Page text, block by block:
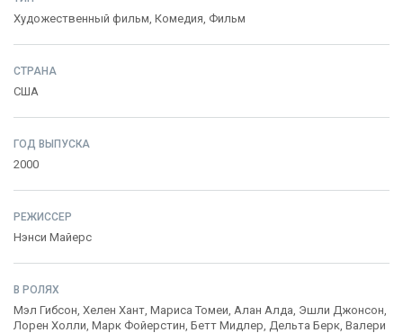
Художественный фильм, Комедия, Фильм
СТРАНА
США
ГОД ВЫПУСКА
2000
РЕЖИССЕР
Нэнси Майерс
В РОЛЯХ
Мэл Гибсон, Хелен Хант, Мариса Томеи, Алан Алда, Эшли Джонсон,
Лорен Холли, Марк Фойерстин, Бетт Мидлер, Дельта Берк, Валери